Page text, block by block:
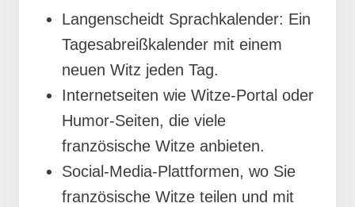
Langenscheidt Sprachkalender: Ein
Tagesabreißkalender mit einem
neuen Witz jeden Tag.
Internetseiten wie Witze-Portal oder
Humor-Seiten, die viele
französische Witze anbieten.
Social-Media-Plattformen, wo Sie
französische Witze teilen und mit